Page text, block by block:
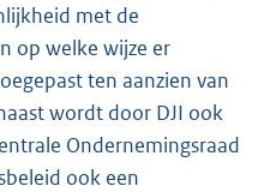
met de
op welke wijze er
ten aanzien van
wordt door DJI ook
Ondernemingsraad
ook een